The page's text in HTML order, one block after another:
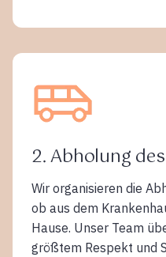
2. Abholung
Wir organisieren die
ob aus dem
Hause. Unser Team
größtem Respekt und